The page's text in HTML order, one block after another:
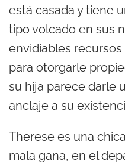
está casada y tiene
tipo volcado en sus
envidiables
para otorgarle
su hija parece darle
anclaje a su
Therese es una
mala gana, en el